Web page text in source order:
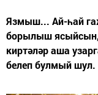
Язмыш... Ай-һай
борылыш ясыйсын,
киртәләр аша
белеп булмый шул.